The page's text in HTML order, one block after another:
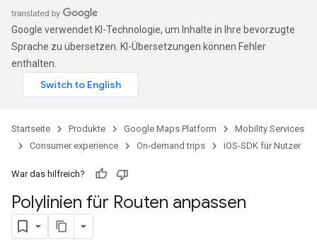
Google verwendet KI-Technologie, um Inhalte in Ihre bevorzugte
Sprache zu übersetzen. KI-Übersetzungen können Fehler
enthalten.
Startseite Produkte Google Maps Platform
Mobility Services
Consumer experience
On-demand trips iOS-SDK für Nutzer
War das hilfreich?
Polylinien für Routen anpassen